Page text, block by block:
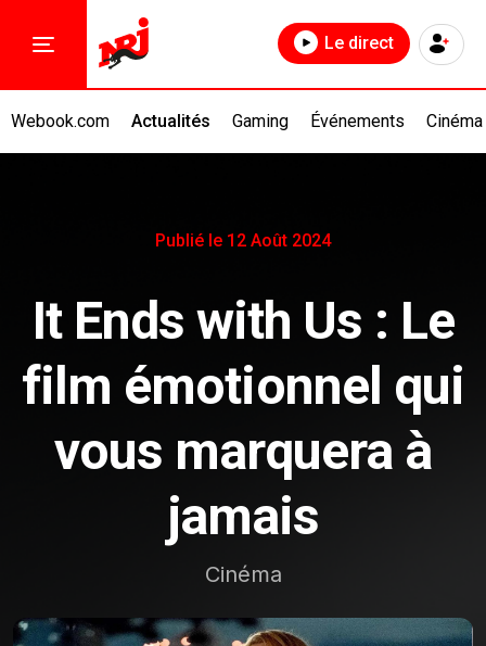
Webook.com Actualités Gaming Événements Cinéma
Le direct
Publié le 12 Août 2024
It Ends with Us : Le
film émotionnel qui
vous marquera à
jamais
Cinéma